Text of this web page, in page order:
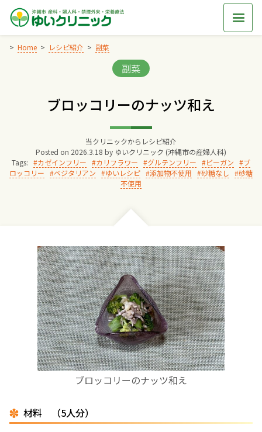
Skip
content
Home レシピ紹介 副菜
Categories:
副菜
ブロッコリーのナッツ和え
当クリニックからレシピ紹介
Posted on 2026.3.18 by ゆいクリニック (沖縄市の産婦人科)
Tags:
カゼインフリー カリフラワー グルテンフリー ビーガン
ブ
ロッコリー
ベジタリアン ゆいレシピ 添加物不使用 砂糖なし
砂糖
不使用
ブロッコリーのナッツ和え
材料 （5人分）
院長からのごあいさつ
ゆいクリニックの経営理念
診療料金
妊婦健診
お産について
親と子の結びつき支援
母乳育児
予防接種